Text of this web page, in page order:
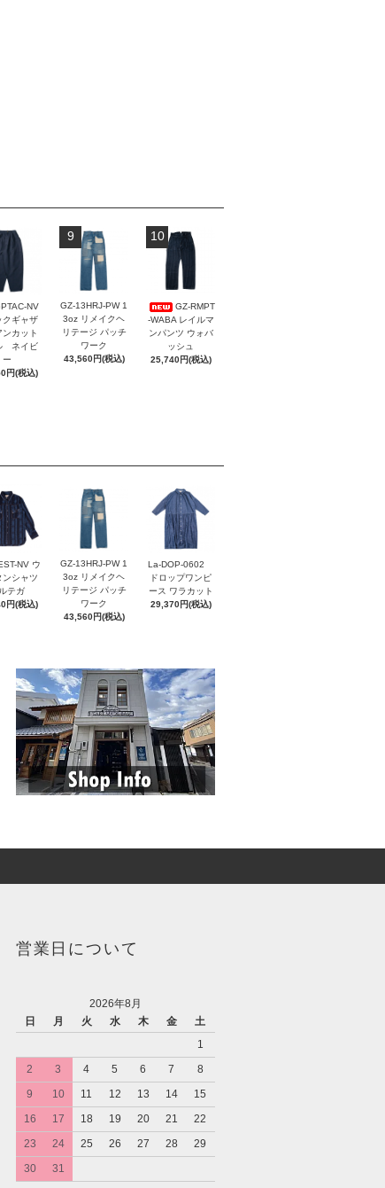
NV
クギャザ
カット
ネイビ
ー
円(税込)
9
GZ-13HRJ-PW 1
3oz リメイクヘ
リテージ パッチ
ワーク
43,560円(税込)
10
GZ-RMPT
-WABA レイルマ
ンパンツ ウォバ
ッシュ
25,740円(税込)
NV ウ
ンシャツ
テガ
円(税込)
GZ-13HRJ-PW 1
3oz リメイクヘ
リテージ パッチ
ワーク
43,560円(税込)
La-DOP-0602
ドロップワンピ
ース ワラカット
29,370円(税込)
営業日について
2026年8月
日
月 火 水 木 金
土
1
2
3 4 5 6 7
8
9
10 11 12 13 14
15
16
17 18 19 20 21
22
23
24 25 26 27 28
29
30
31